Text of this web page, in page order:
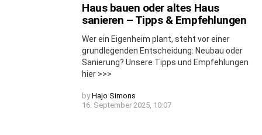
Haus bauen oder altes Haus
sanieren – Tipps & Empfehlungen
Wer ein Eigenheim plant, steht vor einer
grundlegenden Entscheidung: Neubau oder
Sanierung? Unsere Tipps und Empfehlungen
hier >>>
by Hajo Simons
16. September 2025, 10:07